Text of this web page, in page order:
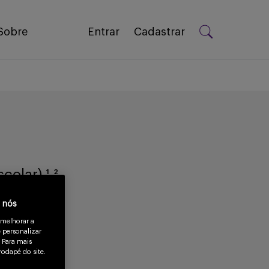
Entrar Cadastrar
¹,²
nós
a
personalizar
mais
do site.